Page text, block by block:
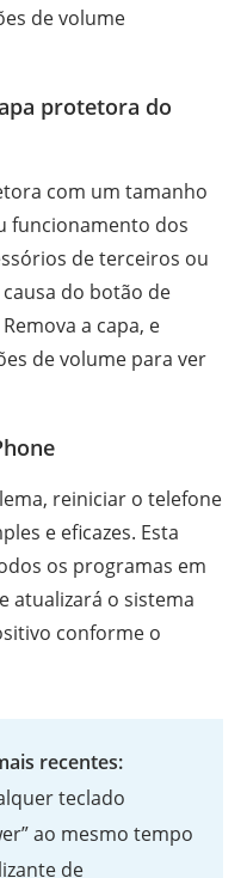
de volume
protetora do
com um tamanho
funcionamento dos
de terceiros ou
do botão de
a capa, e
de volume para ver
reiniciar o telefone
e eficazes. Esta
os programas em
atualizará o sistema
conforme o
recentes:
teclado
ao mesmo tempo
de